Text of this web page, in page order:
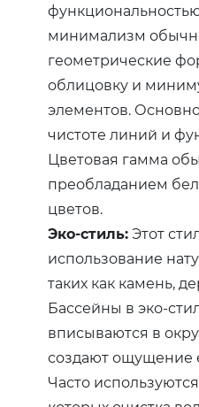
минимализм
геометрические
облицовку и
элементов.
чистоте линий и
Цветовая гамма
преобладанием
цветов.
Эко-стиль:Этот
использование
таких как камень,
Бассейны в эко-
вписываются в
создают ощущение
Часто